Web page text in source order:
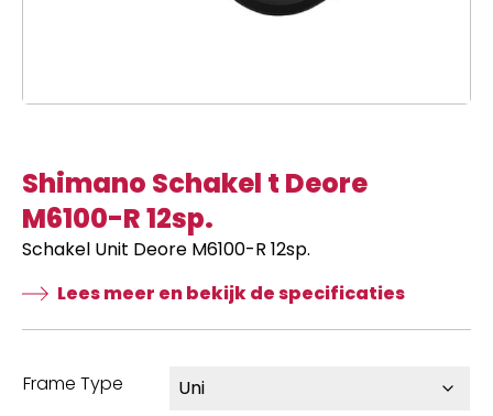
Shimano Schakel t Deore
M6100-R 12sp.
Schakel Unit Deore M6100-R 12sp.
Lees meer en bekijk de specificaties
Frame Type